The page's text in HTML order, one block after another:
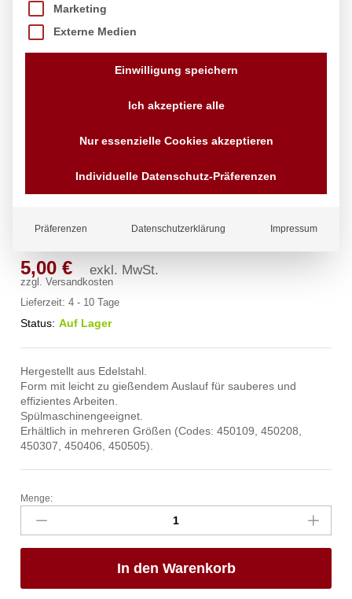
Creme-Behälter., HENDI, 0,28L,
Marke:Hendi
5,00€ exkl. MwSt.
zzgl.Versandkosten
Lieferzeit:4 - 10 Tage
Status: Auf Lager
Hergestellt aus Edelstahl.
Form mit leicht zu gießendem Auslauf für sauberes und
effizientes Arbeiten.
Spülmaschinengeeignet.
Erhältlich in mehreren Größen (Codes: 450109, 450208,
450307, 450406, 450505).
Creme-
Behälter.,
HENDI,
0,28L,
Anzahl
Menge:
In den Warenkorb
Marketing
Externe Medien
Einwilligung speichern
Ich akzeptiere alle
Nur essenzielle Cookies akzeptieren
Individuelle Datenschutz-Präferenzen
Präferenzen Datenschutzerklärung Impressum